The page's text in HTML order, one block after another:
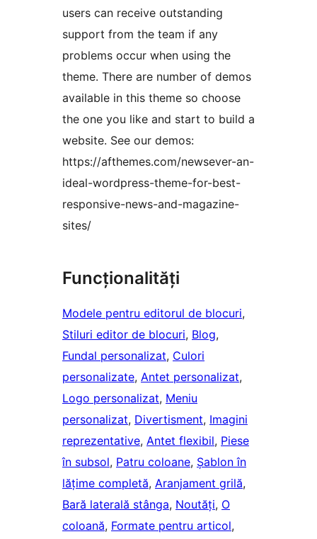
users can receive outstanding
support from the team if any
problems occur when using the
theme. There are number of demos
available in this theme so choose
the one you like and start to build a
website. See our demos:
https://afthemes.com/newsever-an-
ideal-wordpress-theme-for-best-
responsive-news-and-magazine-
sites/
Funcționalități
Modele pentru editorul de blocuri
Stiluri editor de blocuri, Blog
Fundal personalizat, Culori
personalizate, Antet personalizat
Logo personalizat, Meniu
personalizat, Divertisment, Imagini
reprezentative, Antet flexibil, Piese
în subsol, Patru coloane, Șablon în
lățime completă, Aranjament grilă
Bară laterală stânga, Noutăți, O
coloană, Formate pentru articol